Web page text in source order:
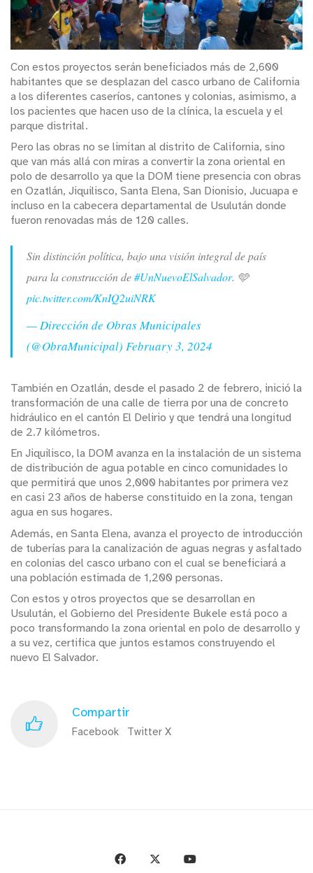
Con estos proyectos serán beneficiados más de 2,600
habitantes que se desplazan del casco urbano de California
a los diferentes caseríos, cantones y colonias, asimismo, a
los pacientes que hacen uso de la clínica, la escuela y el
parque distrital.
Pero las obras no se limitan al distrito de California, sino
que van más allá con miras a convertir la zona oriental en
polo de desarrollo ya que la DOM tiene presencia con obras
en Ozatlán, Jiquilisco, Santa Elena, San Dionisio, Jucuapa e
incluso en la cabecera departamental de Usulután donde
fueron renovadas más de 120 calles.
Sin distinción política, bajo una visión integral de país
para la construcción de#UnNuevoElSalvador. 🩵
pic.twitter.com/KnIQ2uiNRK
— Dirección de Obras Municipales
(@ObraMunicipal) February 3, 2024
También en Ozatlán, desde el pasado 2 de febrero, inició la
transformación de una calle de tierra por una de concreto
hidráulico en el cantón El Delirio y que tendrá una longitud
de 2.7 kilómetros.
En Jiquilisco, la DOM avanza en la instalación de un sistema
de distribución de agua potable en cinco comunidades lo
que permitirá que unos 2,000 habitantes por primera vez
en casi 23 años de haberse constituido en la zona, tengan
agua en sus hogares.
Además, en Santa Elena, avanza el proyecto de introducción
de tuberías para la canalización de aguas negras y asfaltado
en colonias del casco urbano con el cual se beneficiará a
una población estimada de 1,200 personas.
Con estos y otros proyectos que se desarrollan en
Usulután, el Gobierno del Presidente Bukele está poco a
poco transformando la zona oriental en polo de desarrollo y
a su vez, certifica que juntos estamos construyendo el
nuevo El Salvador.
Compartir
Facebook Twitter X